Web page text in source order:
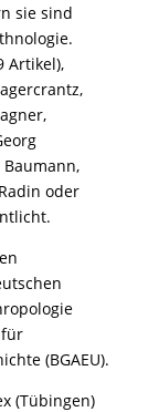
sie sind
Artikel),
oder
für
(BGAEU).
(Tübingen)